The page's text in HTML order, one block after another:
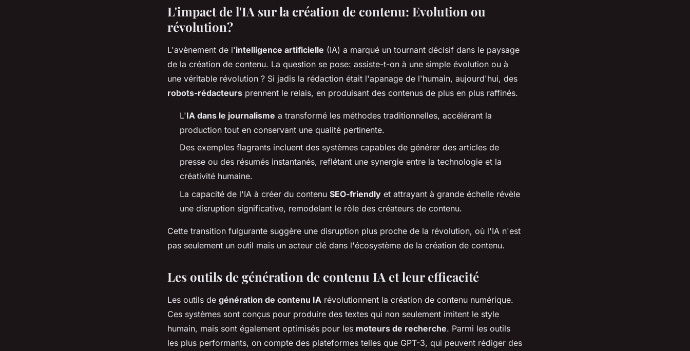
L'impact de l'IA sur la création de contenu: Evolution ou
révolution?
L'avènement de l'intelligence artificielle (IA) a marqué un tournant décisif dans le paysage
de la création de contenu. La question se pose: assiste-t-on à une simple évolution ou à
une véritable révolution ? Si jadis la rédaction était l'apanage de l'humain, aujourd'hui, des
robots-rédacteurs prennent le relais, en produisant des contenus de plus en plus raffinés.
L'IA dans le journalisme a transformé les méthodes traditionnelles, accélérant la
production tout en conservant une qualité pertinente.
Des exemples flagrants incluent des systèmes capables de générer des articles de
presse ou des résumés instantanés, reflétant une synergie entre la technologie et la
créativité humaine.
La capacité de l'IA à créer du contenu SEO-friendly et attrayant à grande échelle révèle
une disruption significative, remodelant le rôle des créateurs de contenu.
Cette transition fulgurante suggère une disruption plus proche de la révolution, où l'IA n'est
pas seulement un outil mais un acteur clé dans l'écosystème de la création de contenu.
Les outils de génération de contenu IA et leur efficacité
Les outils de génération de contenu IA révolutionnent la création de contenu numérique.
Ces systèmes sont conçus pour produire des textes qui non seulement imitent le style
humain, mais sont également optimisés pour les moteurs de recherche. Parmi les outils
les plus performants, on compte des plateformes telles que GPT-3, qui peuvent rédiger des